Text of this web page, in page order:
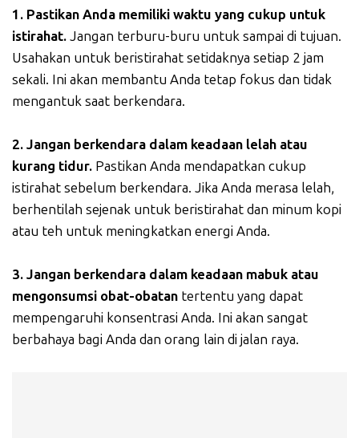
1. Pastikan Anda memiliki waktu yang cukup untuk
istirahat. Jangan terburu-buru untuk sampai di tujuan.
Usahakan untuk beristirahat setidaknya setiap 2 jam
sekali. Ini akan membantu Anda tetap fokus dan tidak
mengantuk saat berkendara.
2. Jangan berkendara dalam keadaan lelah atau
kurang tidur. Pastikan Anda mendapatkan cukup
istirahat sebelum berkendara. Jika Anda merasa lelah,
berhentilah sejenak untuk beristirahat dan minum kopi
atau teh untuk meningkatkan energi Anda.
3. Jangan berkendara dalam keadaan mabuk atau
mengonsumsi obat-obatan tertentu yang dapat
mempengaruhi konsentrasi Anda. Ini akan sangat
berbahaya bagi Anda dan orang lain di jalan raya.